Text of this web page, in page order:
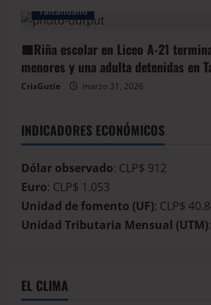
Talcahuano
🟥Riña escolar en Liceo A-21
menores y una adulta detenidas en
CrisGutie marzo 31, 2026
INDICADORES ECONÓMICOS
Dólar observado: CLP$ 912
Euro: CLP$ 1.053
Unidad de fomento (UF): CLP$
Unidad Tributaria Mensual (UTM)
EL CLIMA